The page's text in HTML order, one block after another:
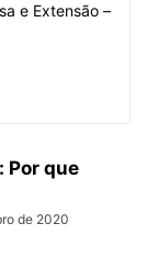
e Extensão –
Por que
de 2020